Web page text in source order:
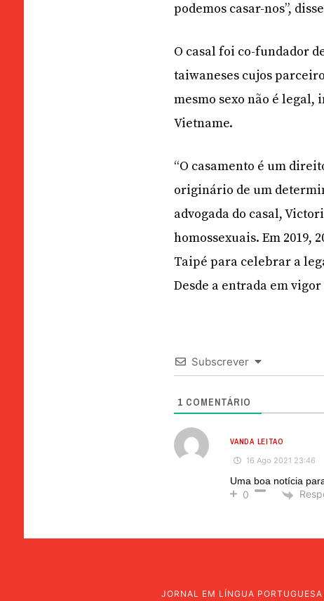
podemos casar-nos”,
O casal foi co-fundador
taiwaneses cujos
mesmo sexo não é
Vietname.
“O casamento é um
originário de um
advogada do casal,
homossexuais. Em 2019,
Taipé para celebrar a
Desde a entrada em
Subscrever
1 COMENTÁRIO
VANDA LEITAO
16 Ago 2021 23:46
Uma boa notícia
0
JORNAL EM LÍNGUA PORTUGUESA